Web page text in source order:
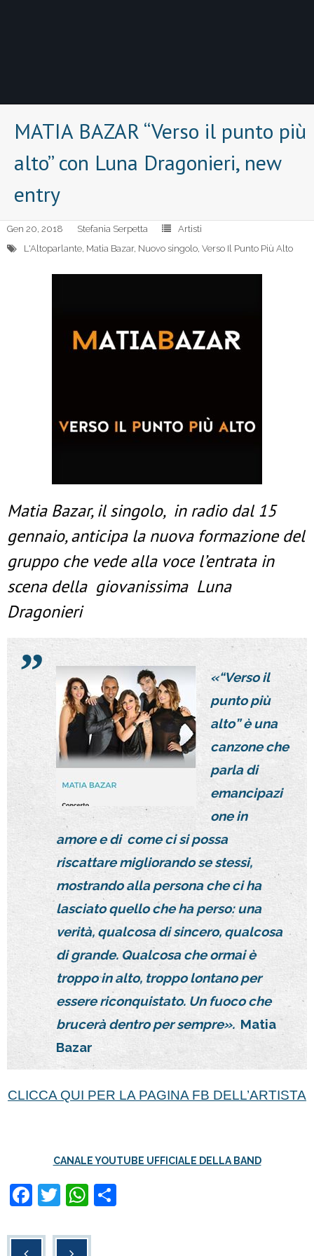
MATIA BAZAR “Verso il punto più
alto” con Luna Dragonieri, new
entry
Gen 20, 2018 Stefania Serpetta
Artisti
L'Altoparlante, Matia Bazar, Nuovo singolo, Verso Il Punto Più Alto
Matia Bazar, il singolo, in radio dal 15
gennaio, anticipa la nuova formazione del
gruppo che vede alla voce l’entrata in
scena della giovanissima Luna
Dragonieri
«“Verso il
punto più
alto” è una
canzone che
parla di
emancipazi
one in
amore e di come ci si possa
riscattare migliorando se stessi,
mostrando alla persona che ci ha
lasciato quello che ha perso: una
verità, qualcosa di sincero, qualcosa
di grande. Qualcosa che ormai è
troppo in alto, troppo lontano per
essere riconquistato. Un fuoco che
brucerà dentro per sempre». Matia
Bazar
CLICCA QUI PER LA PAGINA FB DELL’ARTISTA
CANALE YOUTUBE UFFICIALE DELLA BAND
F
c
T
tt
W
at